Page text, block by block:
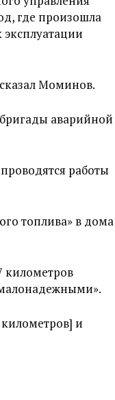
где произошла
эксплуатации
Моминов.
аварийной
работы
топлива» в дома
километров
и